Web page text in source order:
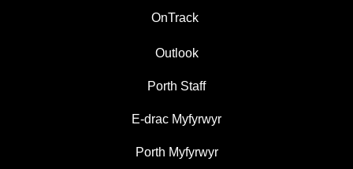
OnTrack
Outlook
Porth Staff
E-drac Myfyrwyr
Porth Myfyrwyr